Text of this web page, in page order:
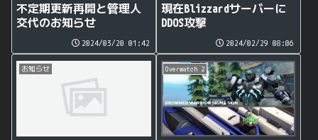
不定期更新再開と管理人
交代のお知らせ
2024/03/20 01:42
現在Blizzardサーバーに
DDOS攻撃
2024/02/29 08:06
お知らせ Overwatch 2